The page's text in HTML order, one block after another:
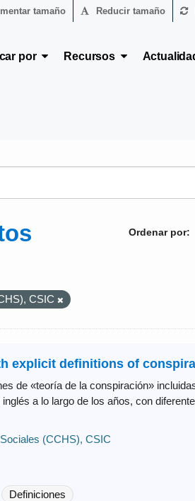
tamaño Reducir tamaño
por Recursos
Ordenar por
CSIC
explicit definitions of
de «teoría de la conspiración»
a lo largo de los años, con
(CCHS), CSIC
Definiciones